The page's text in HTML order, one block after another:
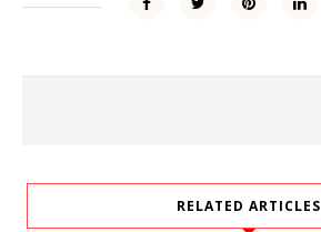
RELATED ARTICLES